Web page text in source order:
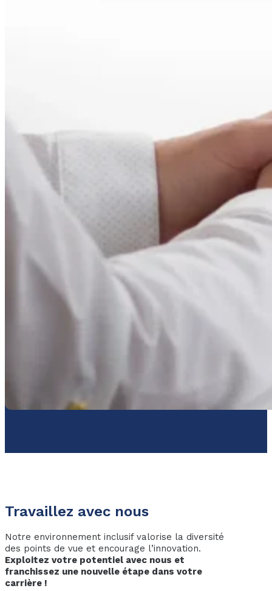
Travaillez avec nous
Notre environnement inclusif valorise la diversité
des points de vue et encourage l’innovation.
Exploitez votre potentiel avec nous et
franchissez une nouvelle étape dans votre
carrière !